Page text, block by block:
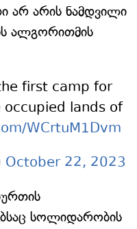
არ არის ნამდვილი
ალგორითმის
first camp for
lands of
WCrtuM1Dvm
October 22, 2023
სოლიდარობის